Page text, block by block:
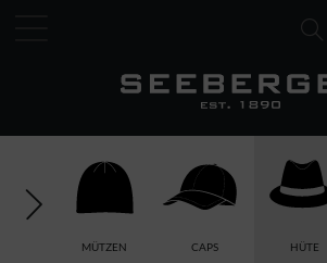
MÜTZEN CAPS HÜTE